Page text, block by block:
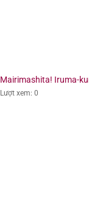
Mairimashita! Iruma-
Lượt xem: 0